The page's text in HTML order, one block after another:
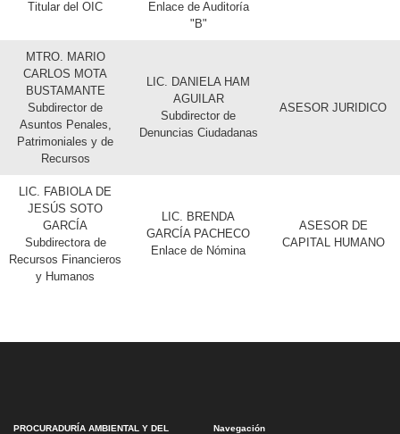
Titular del OIC
Enlace de Auditoría
"B"
MTRO. MARIO
CARLOS MOTA
BUSTAMANTE
Subdirector de
Asuntos Penales,
Patrimoniales y de
Recursos
LIC. DANIELA HAM
AGUILAR
Subdirector de
Denuncias Ciudadanas
ASESOR JURIDICO
LIC. FABIOLA DE
JESÚS SOTO
GARCÍA
Subdirectora de
Recursos Financieros
y Humanos
LIC. BRENDA
GARCÍA PACHECO
Enlace de Nómina
ASESOR DE
CAPITAL HUMANO
PROCURADURÍA AMBIENTAL Y DEL
Navegación